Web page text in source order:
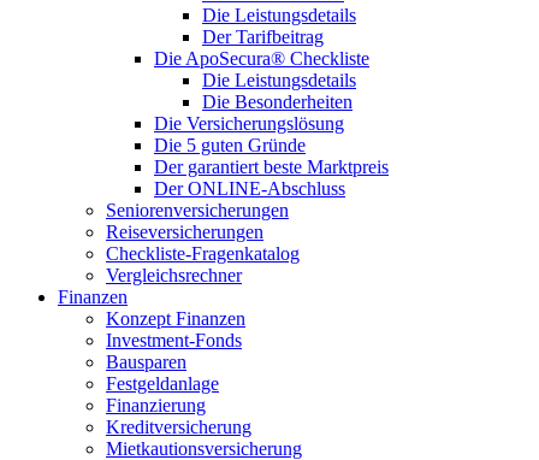
Die Leistungsdetails
Der Tarifbeitrag
Die ApoSecura® Checkliste
Die Leistungsdetails
Die Besonderheiten
Die Versicherungslösung
Die 5 guten Gründe
Der garantiert beste Marktpreis
Der ONLINE-Abschluss
Seniorenversicherungen
Reiseversicherungen
Checkliste-Fragenkatalog
Vergleichsrechner
Finanzen
Konzept Finanzen
Investment-Fonds
Bausparen
Festgeldanlage
Finanzierung
Kreditversicherung
Mietkautionsversicherung